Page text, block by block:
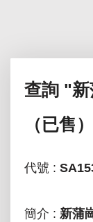
查詢 "新
（已售
代號 :
簡介 : 新蒲